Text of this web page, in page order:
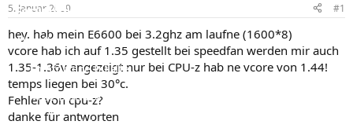
Forum
Aktuelles
Empfohlene Inhalte
Neue Beiträge
Neueste Aktivitäten
e
r
t
a
5. Januar 2009 #1
hey. hab mein E6600 bei 3.2ghz am laufne (1600*8)
vcore hab ich auf 1.35 gestellt bei speedfan werden mir auch
1.35-1.36v angezeigt nur bei CPU-z hab ne vcore von 1.44!
temps liegen bei 30°c.
Fehler von cpu-z?
danke für antworten